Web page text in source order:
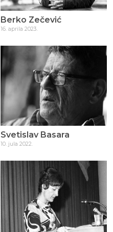
Berko Zečević
16. aprila 2023.
Svetislav Basara
10. jula 2022.